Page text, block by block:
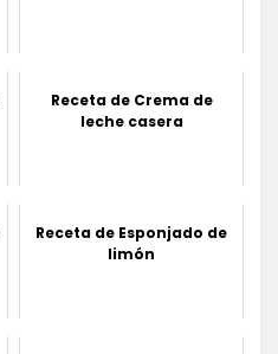
Receta de Crema de
leche casera
Receta de Esponjado de
limón